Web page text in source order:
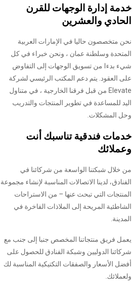
خدمة إدارة الوجهات للقرن
الحادي والعشرين
نحن متخصصون حاليا في الإمارات العربية
المتحدة وسلطنة عمان ، ونحن خبراء في كل
شيء بدءا من تسويق الوجهات إلى التفاوض
على العقود. يتم دعم المكتب الرئيسي لشركة
Elevate من قبل فرقنا الخارجية ، في متناول
اليد للمساعدة في تطوير المنتجات والتدريب
وحل المشكلات.
خدمات فندقية تناسبك أنت
وعملائك
من خلال شبكتنا الواسعة من شركائنا في
الفنادق، لدينا الاتصالات المناسبة لإنشاء مجموعة
المنتجات التي تبحث عنها – من الاستراحات
الشاطئية المريحة إلى الملاذات الفاخرة في
المدينة.
يعمل فريق منتجاتنا المخصص جنبا إلى جنب مع
شركائنا الدوليين وشبكة الفنادق للحصول على
أفضل الأسعار والصفقات التكتيكية المناسبة لك
ولعملائك.